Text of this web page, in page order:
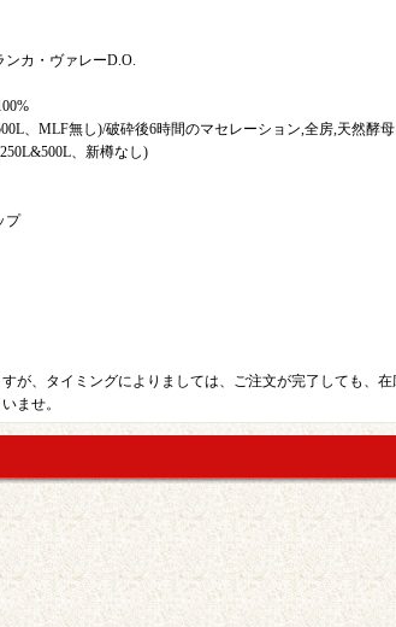
カ・ヴァレーD.O.
、MLF無し)/破砕後6時間のマセレーション,全房,天然酵母
、新樽なし)
プ
が、タイミングによりましては、ご注文が完了しても、在
ませ。